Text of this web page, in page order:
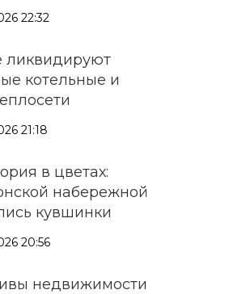
22:32
ликвидируют
котельные и
21:18
в цветах:
набережной
кувшинки
20:56
недвижимости